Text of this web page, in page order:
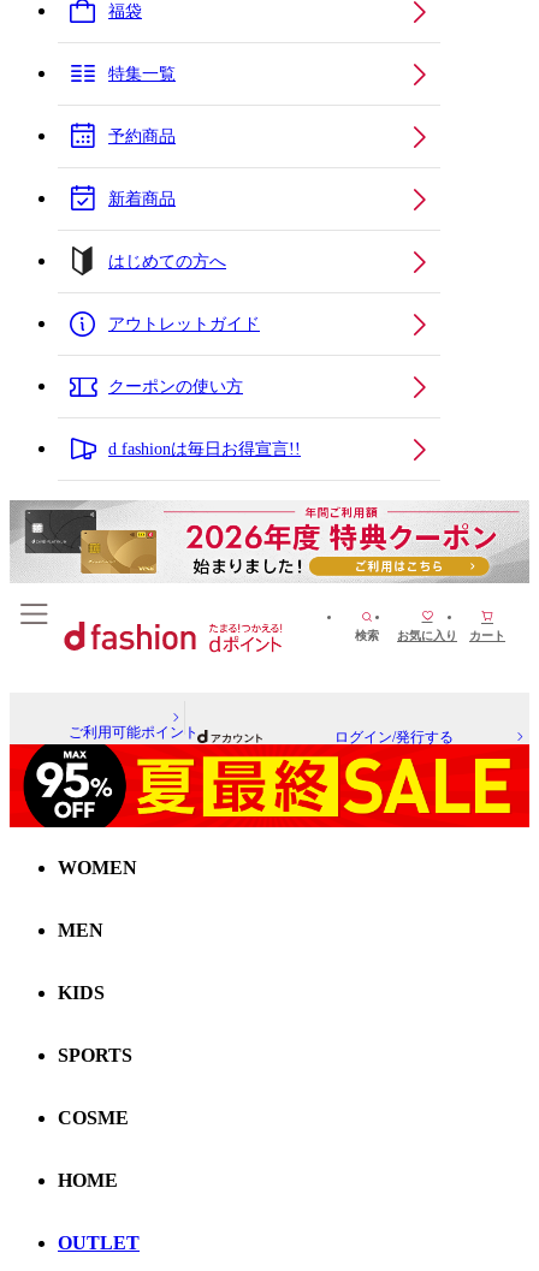
福袋
特集一覧
予約商品
新着商品
はじめての方へ
アウトレットガイド
クーポンの使い方
d fashionは毎日お得宣言!!
検索 お気に入り カート
ご利用可能ポイント ログイン/発行する
WOMEN
MEN
KIDS
SPORTS
COSME
HOME
OUTLET